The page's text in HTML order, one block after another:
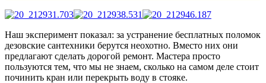
Наш эксперимент показал: за устранение бесплатных поломок
дезовские сантехники берутся неохотно. Вместо них они
предлагают сделать дорогой ремонт. Мастера просто
пользуются тем, что мы не знаем, сколько на самом деле стоит
починить кран или перекрыть воду в стояке.